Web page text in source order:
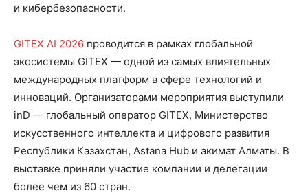
и кибербезопасности.
GITEX AI 2026 проводится в рамках глобальной
экосистемы GITEX — одной из самых влиятельных
международных платформ в сфере технологий и
инноваций. Организаторами мероприятия выступили
inD — глобальный оператор GITEX, Министерство
искусственного интеллекта и цифрового развития
Республики Казахстан, Astana Hub и акимат Алматы. В
выставке приняли участие компании и делегации
более чем из 60 стран.